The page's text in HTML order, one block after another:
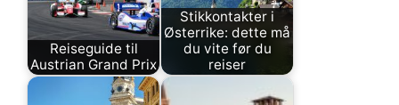
Reiseguide til
Austrian Grand Prix
Stikkontakter i
Østerrike: dette må
du vite før du
reiser